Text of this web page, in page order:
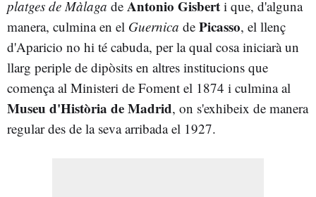
platges de Màlaga de Antonio Gisbert i que, d'alguna
manera, culmina en el Guernica de Picasso, el llenç
d'Aparicio no hi té cabuda, per la qual cosa iniciarà un
llarg periple de dipòsits en altres institucions que
comença al Ministeri de Foment el 1874 i culmina al
Museu d'Història de Madrid, on s'exhibeix de manera
regular des de la seva arribada el 1927.